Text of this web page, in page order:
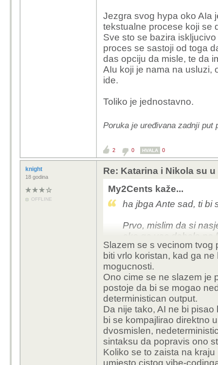
Jezgra svog hypa oko AIa
tekstualne procese koji se
Sve sto se bazira
proces se sastoji od toga
das opciju da misle, te da
AIu koji je nama na usluzi,
ide.
Toliko je jednostavno.
Poruka je uređivana zadnji put
2 0 HVALA 0
knight
18 godina
OFFLINE
Re: Katarina i Nikola su
My2Cents kaže...
ha jbga Ante sad, ti bi
Prvo, mislim da si
ako ga vec debelo
AI je odlican, ali treba
umjesto tebe i treba
oblik programiranja,
ovisnosti,dosta je u
ako to zaist znas i
fizike, nesto
kojima pociva gotovo
ide samo od sebe.
..
Slazem se s vecinom tvog
biti vrlo koristan, kad ga
mogucnosti.
Ono cime se ne slazem je
postoje da bi se mogao
deterministican output.
Da nije tako, AI ne bi
bi se kompajlirao direktno
dvosmislen,
sintaksu da popravis ono
Koliko se to zaista na
umjesto cistog vibe-